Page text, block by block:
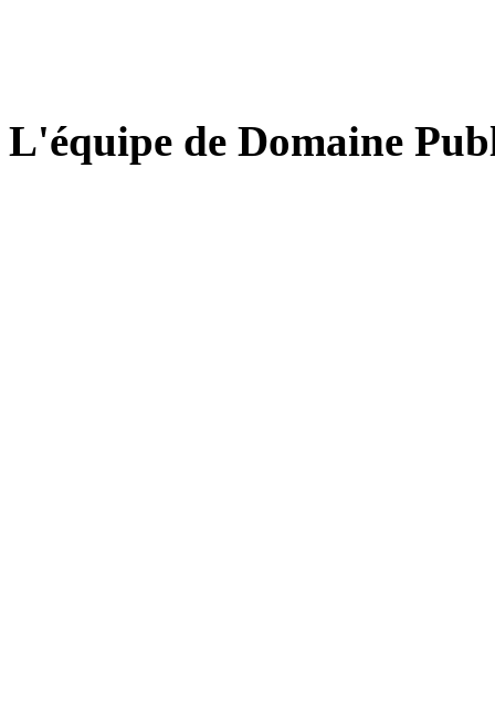
L'équipe de Domaine